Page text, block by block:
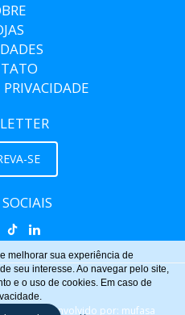
SE
- Desenvolvido por: mufasa
melhorar sua experiência de
seu interesse. Ao navegar pelo site,
e o uso de cookies. Em caso de